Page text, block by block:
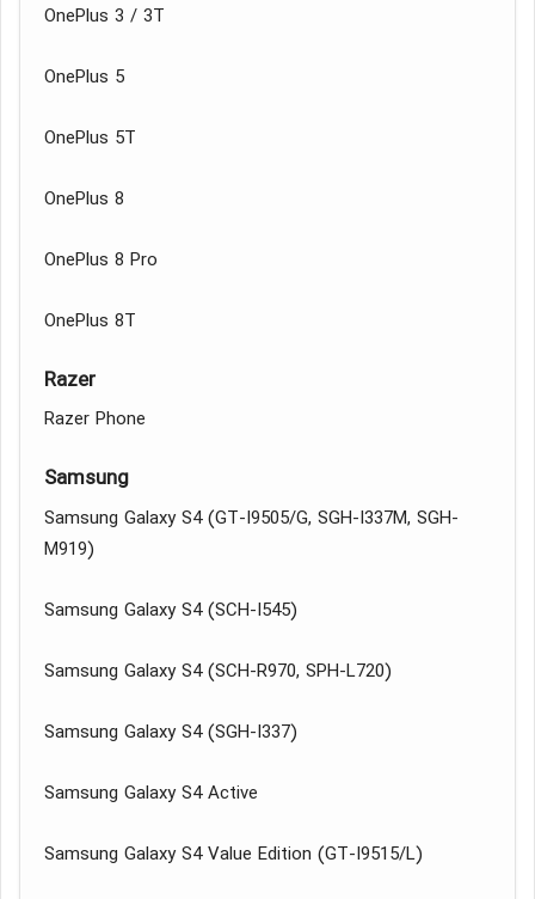
OnePlus 3 / 3T
OnePlus 5
OnePlus 5T
OnePlus 8
OnePlus 8 Pro
OnePlus 8T
Razer
Razer Phone
Samsung
Samsung Galaxy S4 (GT-I9505/G, SGH-I337M, SGH-
M919)
Samsung Galaxy S4 (SCH-I545)
Samsung Galaxy S4 (SCH-R970, SPH-L720)
Samsung Galaxy S4 (SGH-I337)
Samsung Galaxy S4 Active
Samsung Galaxy S4 Value Edition (GT-I9515/L)